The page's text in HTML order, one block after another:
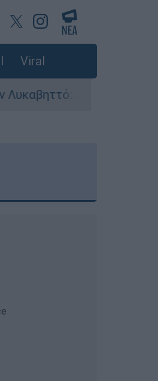
Viral
σε προχωρημένη